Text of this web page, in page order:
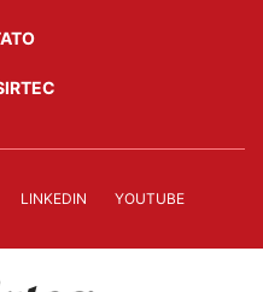
LINKEDIN YOUTUBE